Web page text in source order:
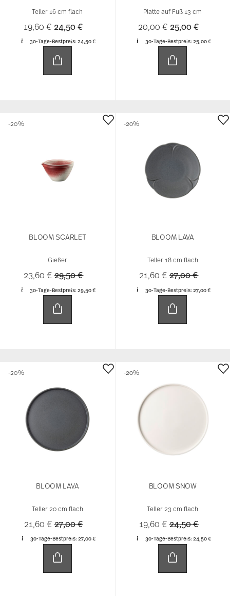
Teller 16 cm flach
19,60 €Price reduced from
24,50 €to
30-Tage-Bestpreis:24,50 €
Platte auf Fuß 13 cm
20,00 €Price reduced
25,00 €to
30-Tage-Bestpreis: 25,00 €
BLOOM SCARLET
Gießer
23,60 €Price reduced from
29,50 €to
30-Tage-Bestpreis:29,50 €
-20%
BLOOM LAVA
Teller 18 cm flach
21,60 €Price reduced
27,00 €to
30-Tage-Bestpreis:27,00 €
-20%
BLOOM LAVA
Teller 20 cm flach
21,60 €Price reduced from
27,00 €to
30-Tage-Bestpreis: 27,00 €
-20%
BLOOM SNOW
Teller 23 cm flach
19,60 €Price reduced
24,50 €to
30-Tage-Bestpreis: 24,50 €
-20%